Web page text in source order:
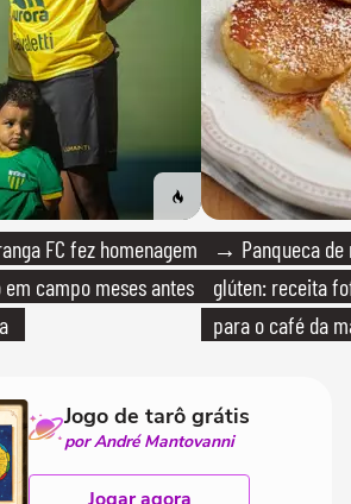
FC fez homenagem
campo meses antes
→ Panqueca de
glúten: receita
para o café da
Jogo de tarô grátis
por André Mantovanni